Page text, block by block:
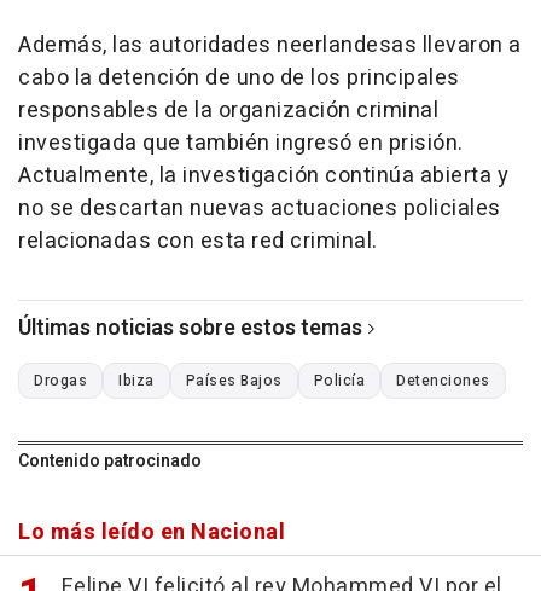
Además, las autoridades neerlandesas llevaron a
cabo la detención de uno de los principales
responsables de la organización criminal
investigada que también ingresó en prisión.
Actualmente, la investigación continúa abierta y
no se descartan nuevas actuaciones policiales
relacionadas con esta red criminal.
Últimas noticias sobre estos temas
Drogas Ibiza Países Bajos Policía Detenciones
Contenido patrocinado
Lo más leído en Nacional